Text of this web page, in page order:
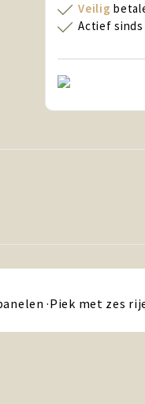
Veilig
Actief sinds
·Piek met zes